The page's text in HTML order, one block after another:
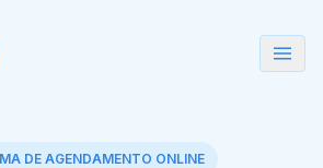
DE AGENDAMENTO ONLINE